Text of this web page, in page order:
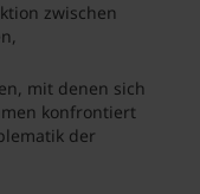
zwischen
mit denen sich
konfrontiert
der